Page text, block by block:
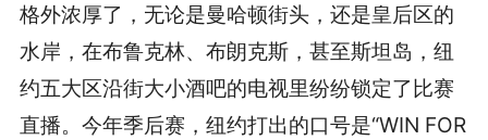
格外浓厚了，无论是曼哈顿街头，还是皇后区的
水岸，在布鲁克林、布朗克斯，甚至斯坦岛，纽
约五大区沿街大小酒吧的电视里纷纷锁定了比赛
直播。今年季后赛，纽约打出的口号是“WIN FOR